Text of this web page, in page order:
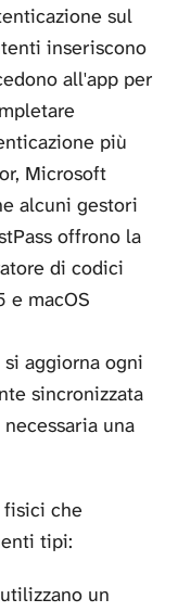
sul
inseriscono
all'app per
più
Microsoft
alcuni gestori
offrono la
di codici
e macOS
aggiorna ogni
sincronizzata
una
fisici che
tipi:
un